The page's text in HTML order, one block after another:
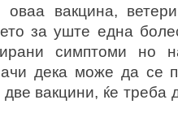
вакцина,
за уште една
симптоми но
дека може да се
вакцини, ќе треба